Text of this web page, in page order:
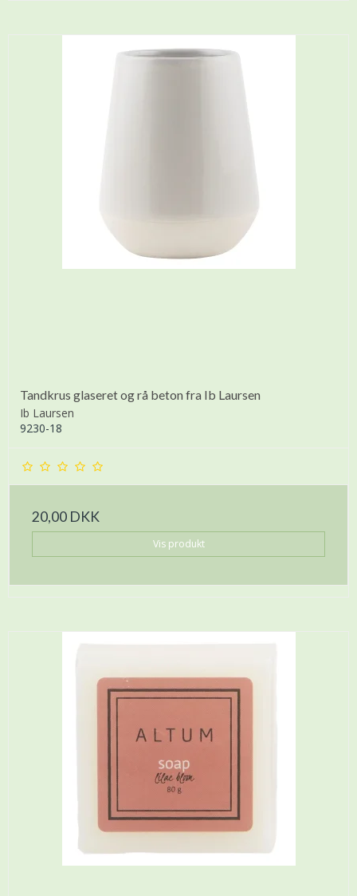
Tandkrus glaseret og rå beton fra Ib Laursen
Ib Laursen
9230-18
20,00 DKK
Vis produkt